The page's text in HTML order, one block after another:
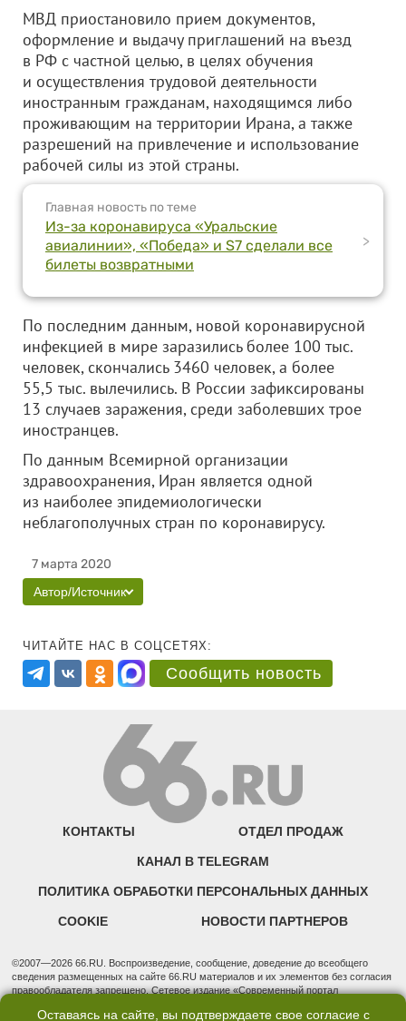
МВД приостановило прием документов,
оформление и выдачу приглашений на въезд
в РФ с частной целью, в целях обучения
и осуществления трудовой деятельности
иностранным гражданам, находящимся либо
проживающим на территории Ирана, а также
разрешений на привлечение и использование
рабочей силы из этой страны.
Главная новость по теме
Из-за коронавируса «Уральские
авиалинии», «Победа» и S7 сделали все
билеты возвратными
>
По последним данным, новой коронавирусной
инфекцией в мире заразились более 100 тыс.
человек, скончались 3460 человек, а более
55,5 тыс. вылечились. В России зафиксированы
13 случаев заражения, среди заболевших трое
иностранцев.
По данным Всемирной организации
здравоохранения, Иран является одной
из наиболее эпидемиологически
неблагополучных стран по коронавирусу.
7 марта 2020
Автор/Источник
ЧИТАЙТЕ НАС В СОЦСЕТЯХ:
Сообщить новость
КОНТАКТЫ ОТДЕЛ ПРОДАЖ
КАНАЛ В TELEGRAM
ПОЛИТИКА ОБРАБОТКИ ПЕРСОНАЛЬНЫХ ДАННЫХ
COOKIE НОВОСТИ ПАРТНЕРОВ
©2007—2026 66.RU. Воспроизведение, сообщение, доведение до всеобщего
сведения размещенных на сайте 66.RU материалов и их элементов без согласия
правообладателя запрещено. Сетевое издание «Современный портал
надзору в сфере связи, информационных технологий и массовых коммуникаций
Оставаясь на сайте, вы подтверждаете свое согласие с